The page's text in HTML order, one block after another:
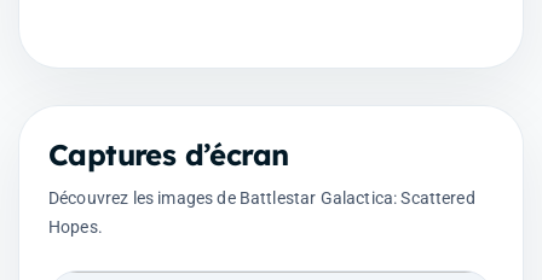
Captures d’écran
Découvrez les images de Battlestar Galactica: Scattered
Hopes.